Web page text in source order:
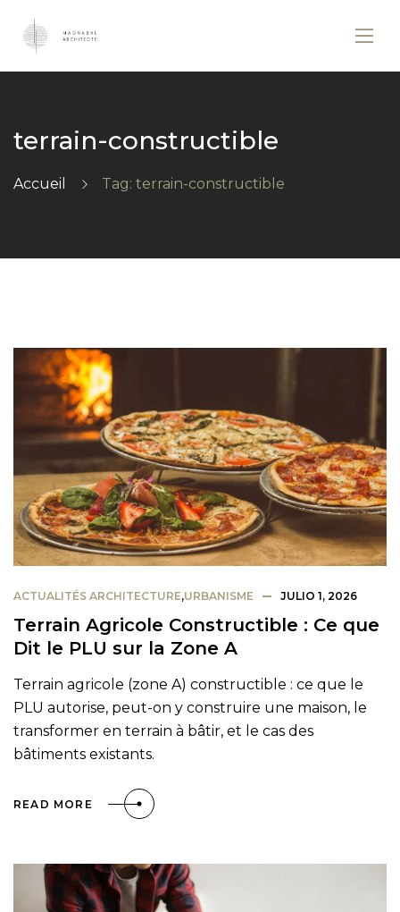
terrain-constructible
Accueil Tag: terrain-constructible
ACTUALITÉS ARCHITECTURE,URBANISME JULIO 1, 2026
Terrain Agricole Constructible : Ce que
Dit le PLU sur la Zone A
Terrain agricole (zone A) constructible : ce que le
PLU autorise, peut-on y construire une maison, le
transformer en terrain à bâtir, et le cas des
bâtiments existants.
READ MORE